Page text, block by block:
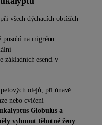
všech dýchacích obtížích
působí na migrénu
základních esencí v
olejů, při únavě
nebo cvičení
Globulus a
vyhnout těhotné ženy